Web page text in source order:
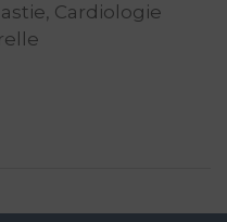
Cardiologie